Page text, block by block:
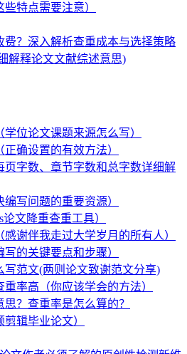
特点需要注意）
费？深入解析查重成本与选择策略
解释论文文献综述意思)
位论文课题来源怎么写）
确设置的有效方法）
页字数、章节字数和总字数详细解
写问题的重要资源）
论文降重查重工具）
谢伴我走过大学岁月的所有人）
的关键要点和步骤）
写范文(两则论文致谢范文分享)
率高（你应该学会的方法）
？查重率是怎么算的？
辑毕业论文）